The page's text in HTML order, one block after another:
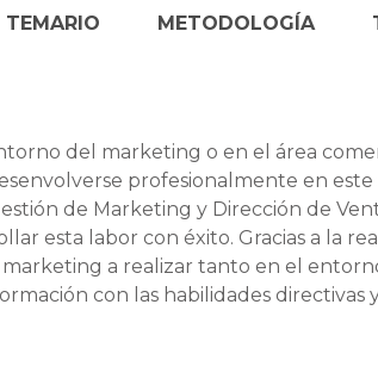
del marketing o en el área
profesionalmente en este
de Marketing y Dirección de
esta labor con éxito. Gracias a la
a realizar tanto en el
con las habilidades directivas
TEMARIO METODOLOGÍA